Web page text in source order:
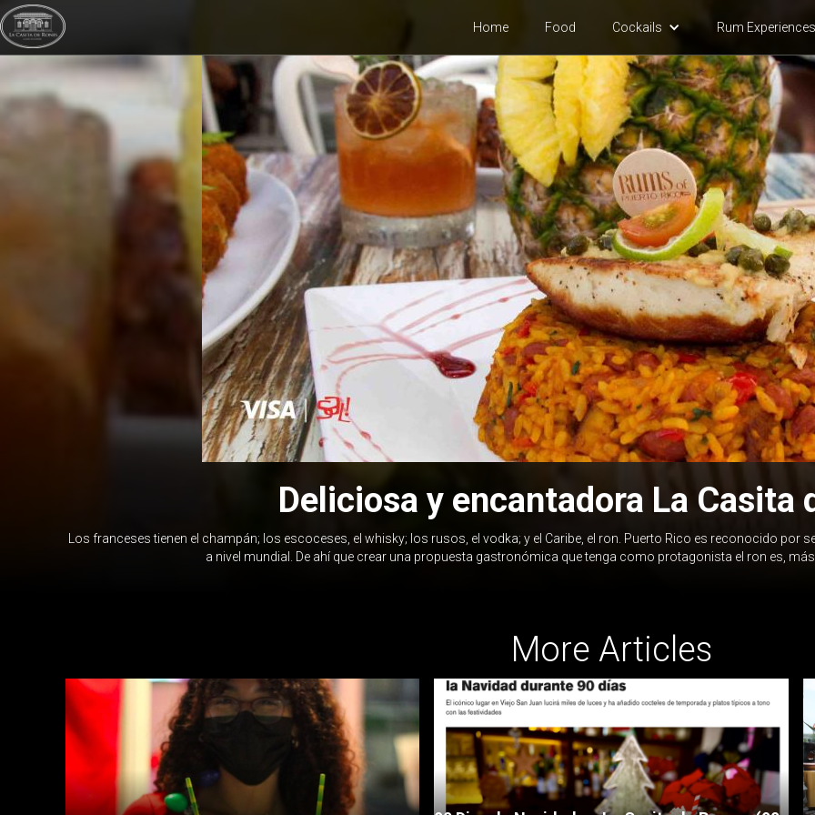
Home Food Cockails Rum Experiences
Deliciosa y encantadora La Casita
Los franceses tienen el champán; los escoceses, el whisky; los rusos, el vodka; y el Caribe, el ron. Puerto Rico es reconocido
a nivel mundial. De ahí que crear una propuesta gastronómica que tenga como protagonista el ron es,
More Articles